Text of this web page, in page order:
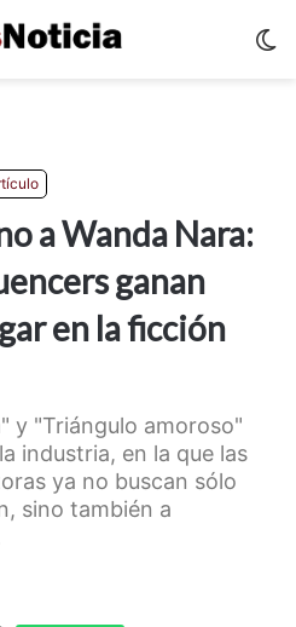
a Wanda Nara:
ganan
en la ficción
y "Triángulo amoroso"
industria, en la que las
ya no buscan sólo
sino también a